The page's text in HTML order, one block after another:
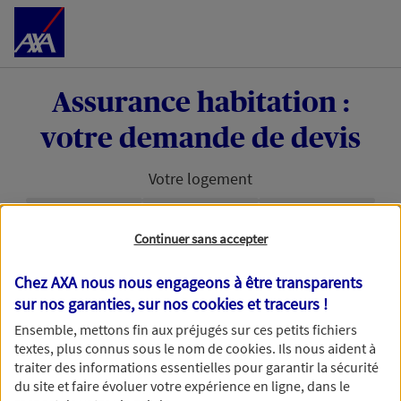
Accéder au Contenu
Assurance habitation :
votre demande de devis
Votre logement
Étape en cours :
nos conseillers de vous accompagner au mieux
dans votre projet d'assurance habitation, nous
avons besoin d'en savoir plus.
Continuer sans accepter
Chez AXA nous nous engageons à être transparents
sur nos garanties, sur noscookies et traceurs !
Ensemble, mettons fin aux préjugés sur ces petits fichiers
textes, plus connus sous le nom decookies. Ils nous aident à
traiter des informations essentielles pour garantir la sécurité
du site et faire évoluer votre expérience en ligne, dans le